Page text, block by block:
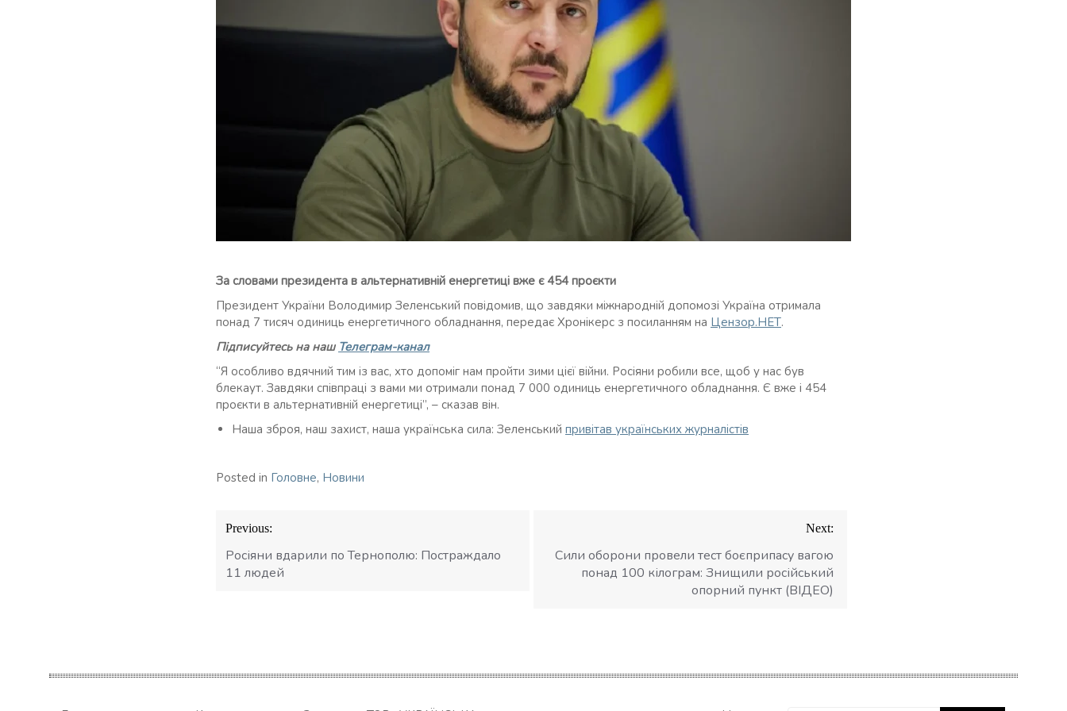
За словами президента в альтернативній енергетиці вже є 454 проєкти
Президент України Володимир Зеленський повідомив, що завдяки міжнародній допомозі Україна отримала
понад 7 тисяч одиниць енергетичного обладнання, передає Хронікерс з посиланням на Цензор.НЕТ.
Підписуйтесь на наш Телеграм-канал
“Я особливо вдячний тим із вас, хто допоміг нам пройти зими цієї війни. Росіяни робили все, щоб у нас був
блекаут. Завдяки співпраці з вами ми отримали понад 7 000 одиниць енергетичного обладнання. Є вже і 454
проєкти в альтернативній енергетиці”, – сказав він.
Наша зброя, наш захист, наша українська сила: Зеленський привітав українських журналістів
Posted in Головне, Новини
Навігація
записів
Previous:
Росіяни вдарили по Тернополю: Постраждало
11 людей
Next:
Сили оборони провели тест боєприпасу вагою
понад 100 кілограм: Знищили російський
опорний пункт (ВІДЕО)